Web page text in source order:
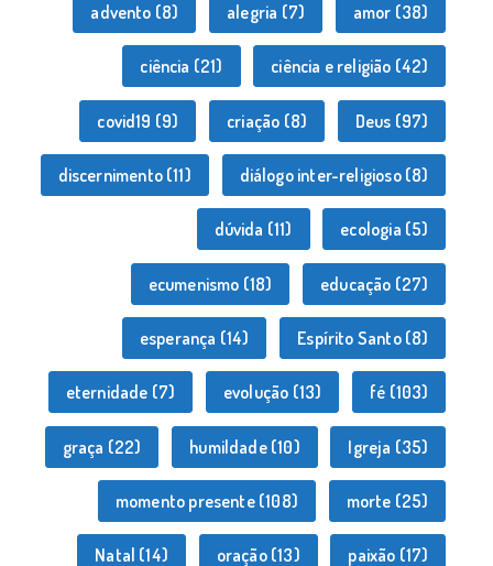
advento (8) alegria (7) amor (38)
ciência (21) ciência e religião (42)
covid19 (9) criação (8) Deus (97)
discernimento(11) diálogo inter-religioso(8)
dúvida (11) ecologia (5)
ecumenismo (18) educação (27)
esperança (14) Espírito Santo(8)
eternidade (7) evolução (13) fé (103)
graça (22) humildade(10) Igreja (35)
momento presente(108) morte (25)
Natal (14) oração(13) paixão (17)